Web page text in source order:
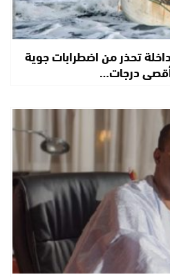
تحذر من اضطرابات جوية
أقصى درجات…